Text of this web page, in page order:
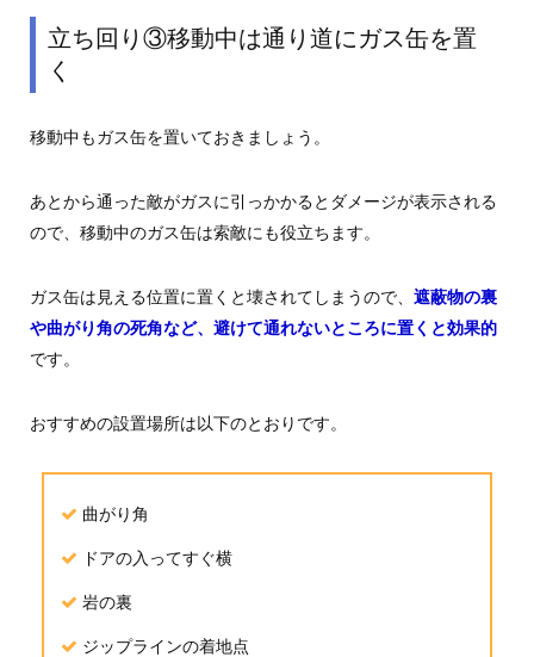
立ち回り③移動中は通り道にガス缶を置
く
移動中もガス缶を置いておきましょう。
あとから通った敵がガスに引っかかるとダメージが表示される
ので、移動中のガス缶は索敵にも役立ちます。
ガス缶は見える位置に置くと壊されてしまうので、 遮蔽物の裏
や曲がり角の死角など、避けて通れないところに置くと効果的
です。
おすすめの設置場所は以下のとおりです。
曲がり角
ドアの入ってすぐ横
岩の裏
ジップラインの着地点